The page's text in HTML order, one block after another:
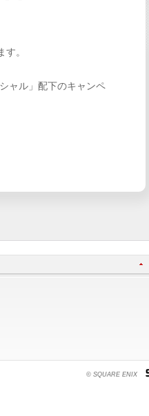
。
ャル」配下のキャンペ
© SQUARE ENIX